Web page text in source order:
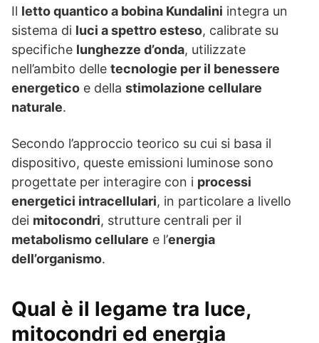
Il letto quantico a bobina Kundalini integra un
sistema di luci a spettro esteso, calibrate su
specifiche lunghezze d’onda, utilizzate
nell’ambito delle tecnologie per il benessere
energetico e della stimolazione cellulare
naturale.
Secondo l’approccio teorico su cui si basa il
dispositivo, queste emissioni luminose sono
progettate per interagire con i processi
energetici intracellulari, in particolare a livello
dei mitocondri, strutture centrali per il
metabolismo cellulare e l’energia
dell’organismo.
Qual è il legame tra luce,
mitocondri ed energia